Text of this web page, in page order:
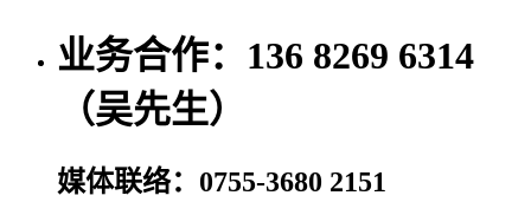
业务合作：136 8269 6314
（吴先生）
媒体联络：0755-3680 2151